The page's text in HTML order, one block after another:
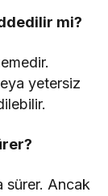
mi?
yetersiz
sürer. Ancak